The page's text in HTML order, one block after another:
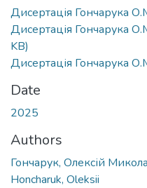
Дисертація Гончарука
Дисертація Гончарука
KB)
Дисертація Гончарука
Date
2025
Authors
Гончарук, Олексій
Honcharuk, Oleksii